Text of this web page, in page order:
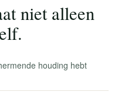
niet alleen
houding hebt